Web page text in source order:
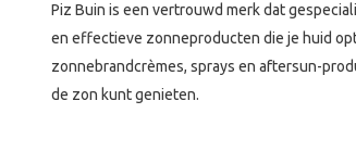
Piz Buin is een vertrouwd merk dat
en effectieve zonneproducten die je huid
zonnebrandcrèmes, sprays en aftersun-
de zon kunt genieten.